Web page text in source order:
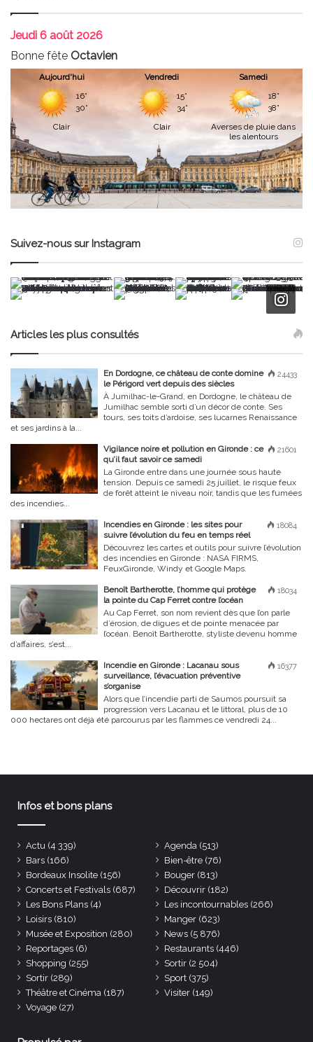
Jeudi 6 août 2026
Bonne fête Octavien
Aujourd'hui
16°
30°
Clair
Vendredi
15°
34°
Clair
Samedi
18°
38°
Averses de pluie dans
les alentours
Suivez-nous sur Instagram
Articles les plus consultés
24433
En Dordogne, ce château de conte domine
le Périgord vert depuis des siècles
À Jumilhac-le-Grand, en Dordogne, le château de
Jumilhac semble sorti d’un décor de conte. Ses
tours, ses toits d’ardoise, ses lucarnes Renaissance
et ses jardins à la...
21601
Vigilance noire et pollution en Gironde : ce
qu’il faut savoir ce samedi
La Gironde entre dans une journée sous haute
tension. Depuis ce samedi 25 juillet, le risque feux
de forêt atteint le niveau noir, tandis que les fumées
des incendies...
18084
Incendies en Gironde : les sites pour
suivre l’évolution du feu en temps réel
Découvrez les cartes et outils pour suivre l’évolution
des incendies en Gironde : NASA FIRMS,
FeuxGironde, Windy et Google Maps.
18034
Benoît Bartherotte, l’homme qui protège
la pointe du Cap Ferret contre l’océan
Au Cap Ferret, son nom revient dès que l’on parle
d’érosion, de digues et de pointe menacée par
l’océan. Benoît Bartherotte, styliste devenu homme
d’affaires, s’est...
16377
Incendie en Gironde : Lacanau sous
surveillance, l’évacuation préventive
s’organise
Alors que l’incendie parti de Saumos poursuit sa
progression vers Lacanau et le littoral, plus de 10
000 hectares ont déjà été parcourus par les flammes ce vendredi 24...
Infos et bons plans
Actu (4 339) Agenda (513)
Bars (166) Bien-être (76)
Bordeaux Insolite (156) Bouger (813)
Concerts et Festivals (687) Découvrir (182)
Les Bons Plans (4) Les incontournables (266)
Loisirs (810) Manger (623)
Musée et Exposition (280) News (5 876)
Reportages (6) Restaurants (446)
Shopping (255) Sortir (2 504)
Sortir (289) Sport (375)
Théâtre et Cinéma (187) Visiter (149)
Voyage (27)